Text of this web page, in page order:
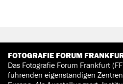
FOTOGRAFIE FORUM
Das Fotografie Forum Frankfurt
führenden eigenständigen